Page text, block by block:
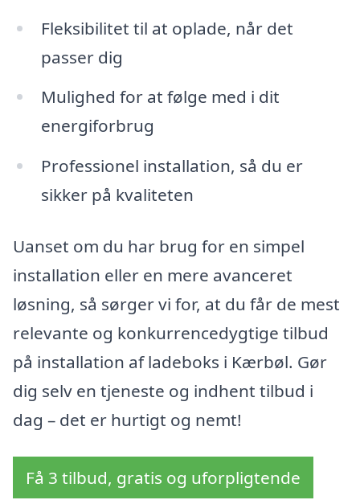
Fleksibilitet til at oplade, når det
passer dig
Mulighed for at følge med i dit
energiforbrug
Professionel installation, så du er
sikker på kvaliteten
Uanset om du har brug for en simpel
installation eller en mere avanceret
løsning, så sørger vi for, at du får de mest
relevante og konkurrencedygtige tilbud
på installation af ladeboks i Kærbøl. Gør
dig selv en tjeneste og indhent tilbud i
dag – det er hurtigt og nemt!
Få 3 tilbud, gratis og uforpligtende